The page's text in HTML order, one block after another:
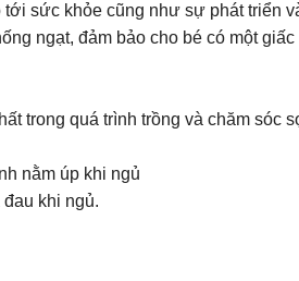
sức khỏe cũng như sự phát triển
ngạt, đảm bảo cho bé có một
trong quá trình trồng và chăm sóc
nằm úp khi ngủ
khi ngủ.